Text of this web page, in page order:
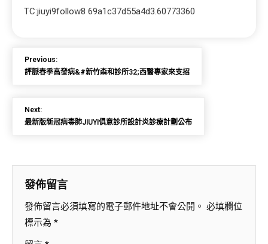
TC:jiuyi9follow8 69a1c37d55a4d3.60773360
Previous:
評脈春季高發病&#新竹森和診所32;西醫專家來支招
Next:
最新版新冠病毒肺JIUYI俱意診所設計炎診療計劃公布
發佈留言
發佈留言必須填寫的電子郵件地址不會公開。 必填欄位
標示為 *